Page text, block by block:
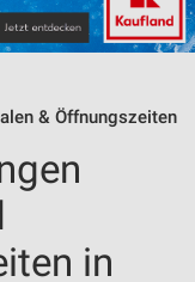
& Öffnungszeiten
in